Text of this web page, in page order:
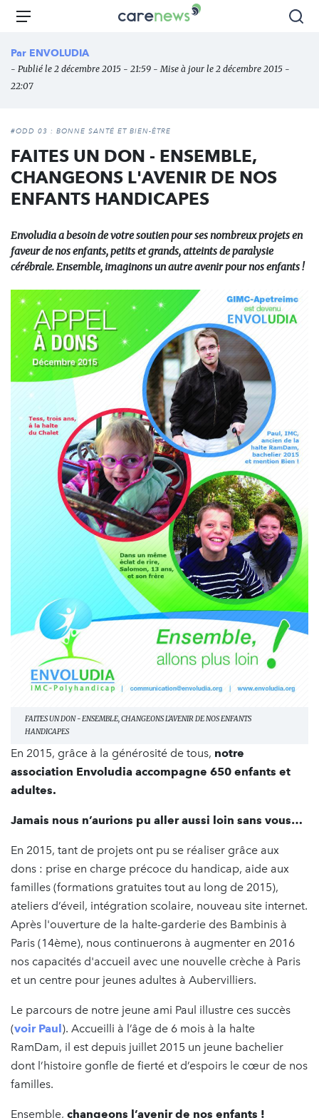
Aller
principal
Carenews,
des
Menu
Par ENVOLUDIA
- Publié le 2 décembre 2015 - 21:59 - Mise à jour le 2 décembre 2015 -
22:07
#ODD 03 : BONNE SANTÉ ET BIEN-ÊTRE
FAITES UN DON - ENSEMBLE,
CHANGEONS L'AVENIR DE NOS
ENFANTS HANDICAPES
Envoludia a besoin de votre soutien pour ses nombreux projets en
faveur de nos enfants, petits et grands, atteints de paralysie
cérébrale. Ensemble, imaginons un autre avenir pour nos enfants !
FAITES UN DON - ENSEMBLE, CHANGEONS L'AVENIR DE NOS ENFANTS
HANDICAPES
En 2015, grâce à la générosité de tous, notre
association Envoludia accompagne 650 enfants et
adultes.
Jamais nous n’aurions pu aller aussi loin sans vous…
En 2015, tant de projets ont pu se réaliser grâce aux
dons : prise en charge précoce du handicap, aide aux
familles (formations gratuites tout au long de 2015),
ateliers d’éveil, intégration scolaire, nouveau site internet.
Après l'ouverture de la halte-garderie des Bambinis à
Paris (14ème), nous continuerons à augmenter en 2016
nos capacités d'accueil avec une nouvelle crèche à Paris
et un centre pour jeunes adultes à Aubervilliers.
Le parcours de notre jeune ami Paul illustre ces succès
(voir Paul ). Accueilli à l’âge de 6 mois à la halte
RamDam, il est depuis juillet 2015 un jeune bachelier
dont l’histoire gonfle de fierté et d’espoirs le cœur de nos
familles.
Ensemble, changeons l’avenir de nos enfants !